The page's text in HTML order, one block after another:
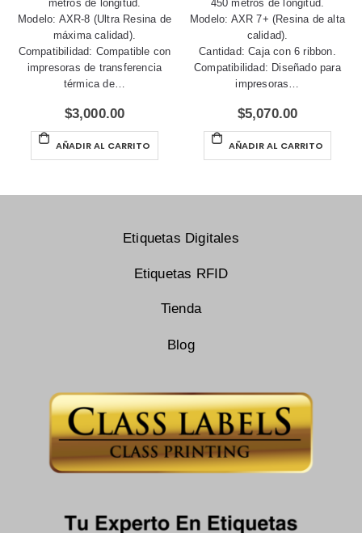
metros de longitud.
Modelo: AXR-8 (Ultra Resina de
máxima calidad).
Compatibilidad: Compatible con
impresoras de transferencia
térmica de…
$3,000.00
AÑADIR AL CARRITO
450 metros de longitud.
Modelo: AXR 7+ (Resina de alta
calidad).
Cantidad: Caja con 6 ribbon.
Compatibilidad: Diseñado para
impresoras…
$5,070.00
AÑADIR AL CARRITO
Etiquetas Digitales
Etiquetas RFID
Tienda
Blog